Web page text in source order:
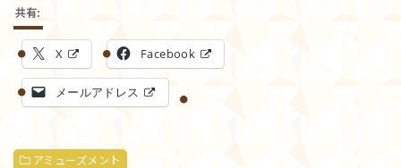
共有:
X Facebook
メールアドレス
アミューズメント